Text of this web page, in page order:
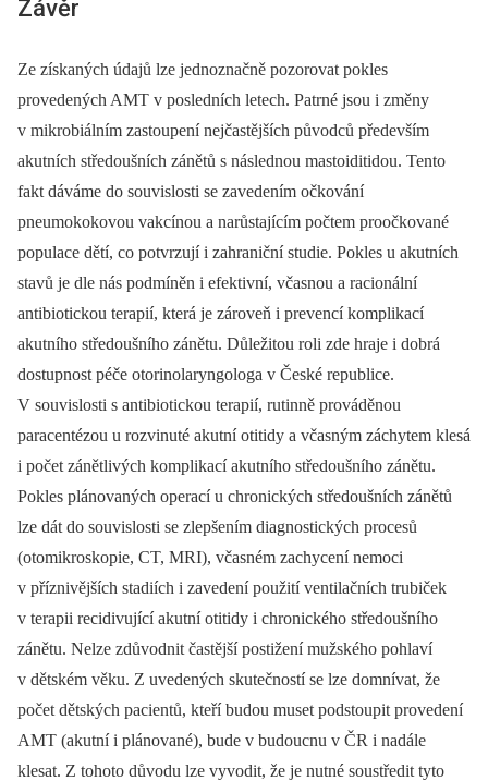
Závěr
Ze získaných údajů lze jednoznačně pozorovat pokles
provedených AMT v posledních letech. Patrné jsou i změny
v mikrobiálním zastoupení nejčastějších původců především
akutních středoušních zánětů s následnou mastoiditidou. Tento
fakt dáváme do souvislosti se zavedením očkování
pneumokokovou vakcínou a narůstajícím počtem proočkované
populace dětí, co potvrzují i zahraniční studie. Pokles u akutních
stavů je dle nás podmíněn i efektivní, včasnou a racionální
antibiotickou terapií, která je zároveň i prevencí komplikací
akutního středoušního zánětu. Důležitou roli zde hraje i dobrá
dostupnost péče otorinolaryngologa v České republice.
V souvislosti s antibiotickou terapií, rutinně prováděnou
paracentézou u rozvinuté akutní otitidy a včasným záchytem klesá
i počet zánětlivých komplikací akutního středoušního zánětu.
Pokles plánovaných operací u chronických středoušních zánětů
lze dát do souvislosti se zlepšením diagnostických procesů
(otomikroskopie, CT, MRI), včasném zachycení nemoci
v příznivějších stadiích i zavedení použití ventilačních trubiček
v terapii recidivující akutní otitidy i chronického středoušního
zánětu. Nelze zdůvodnit častější postižení mužského pohlaví
v dětském věku. Z uvedených skutečností se lze domnívat, že
počet dětských pacientů, kteří budou muset podstoupit provedení
AMT (akutní i plánované), bude v budoucnu v ČR i nadále
klesat. Z tohoto důvodu lze vyvodit, že je nutné soustředit tyto